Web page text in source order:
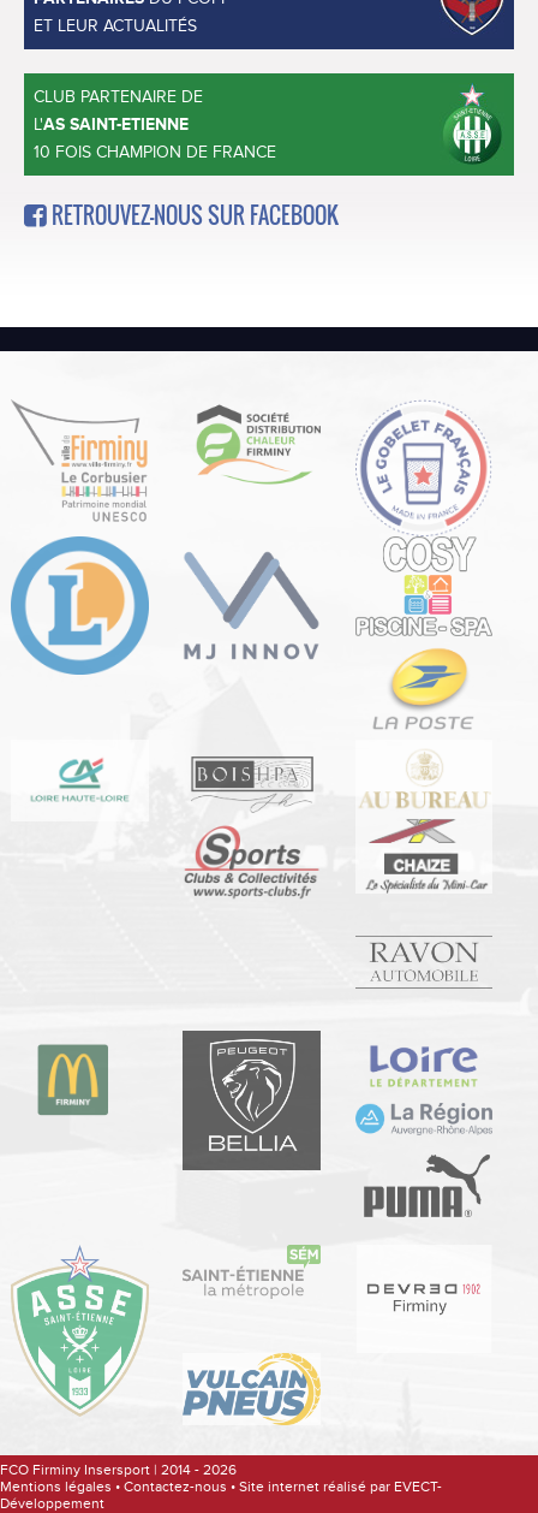
ET LEUR ACTUALITÉS
CLUB PARTENAIRE DE
L'AS SAINT-ETIENNE
10 FOIS CHAMPION DE FRANCE
RETROUVEZ-NOUS SUR FACEBOOK
FCO Firminy Insersport | 2014 - 2026
Mentions légales • Contactez-nous • Site internet réalisé par EVECT-
Développement